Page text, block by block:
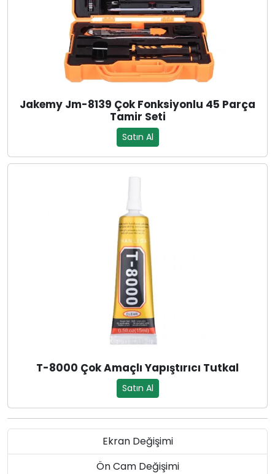
Jakemy Jm-8139 Çok Fonksiyonlu 45 Parça
Tamir Seti
Satın Al
T-8000 Çok Amaçlı Yapıştırıcı Tutkal
Satın Al
Ekran Değişimi
Ön Cam Değişimi